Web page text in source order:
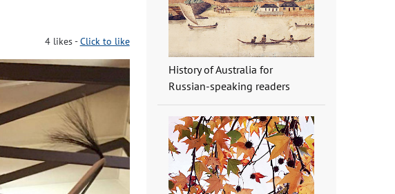
4likes-Click to like
History of Australia for
Russian-speaking readers